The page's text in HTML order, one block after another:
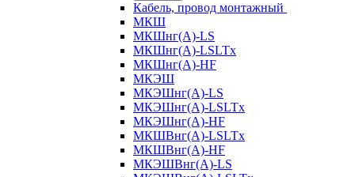
Кабель, провод монтажный
МКШ
МКШнг(А)-LS
МКШнг(А)-LSLTx
МКШнг(А)-HF
МКЭШ
МКЭШнг(А)-LS
МКЭШнг(А)-LSLTx
МКЭШнг(А)-HF
МКШВнг(A)-LSLTx
МКШВнг(А)-HF
МКЭШВнг(А)-LS